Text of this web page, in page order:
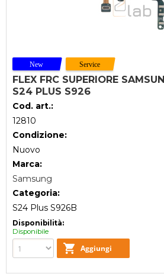
FLEX FRC SUPERIORE
S24 PLUS S926
Cod. art.:
12810
Condizione:
Nuovo
Marca:
Samsung
Categoria:
S24 Plus S926B
Disponibilità:
Disponibile